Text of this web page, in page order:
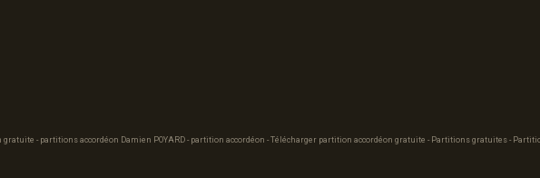
gratuite - partitions accordéon Damien POYARD - partition accordéon - Télécharger partition accordéon gratuite - Partitions gratuites -